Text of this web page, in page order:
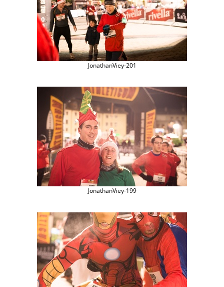
JonathanViey-201
JonathanViey-199